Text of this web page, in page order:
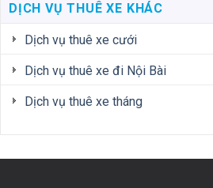
DỊCH VỤ THUÊ XE KHÁC
Dịch vụ thuê xe cưới
Dịch vụ thuê xe đi Nội Bài
Dịch vụ thuê xe tháng